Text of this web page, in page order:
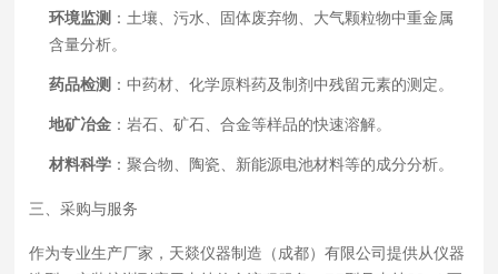
环境监测 ：土壤、污水、固体废弃物、大气颗粒物中重金属
含量分析。
药品检测 ：中药材、化学原料药及制剂中残留元素的测定。
地矿冶金 ：岩石、矿石、合金等样品的快速溶解。
材料科学 ：聚合物、陶瓷、新能源电池材料等的成分分析。
三、采购与服务
作为专业生产厂家，天燚仪器制造（成都）有限公司提供从仪器